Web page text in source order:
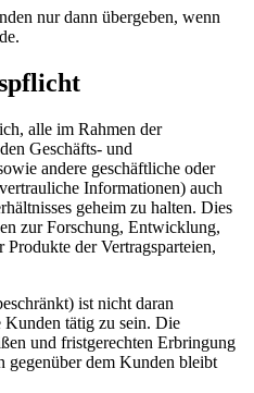
nur dann übergeben, wenn
alle im Rahmen der
Geschäfts- und
andere geschäftliche oder
Informationen) auch
geheim zu halten. Dies
zur Forschung, Entwicklung,
der Vertragsparteien,
ist nicht daran
Kunden tätig zu sein. Die
und fristgerechten Erbringung
gegenüber dem Kunden bleibt